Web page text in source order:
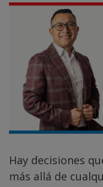
Hay decisiones
más allá de